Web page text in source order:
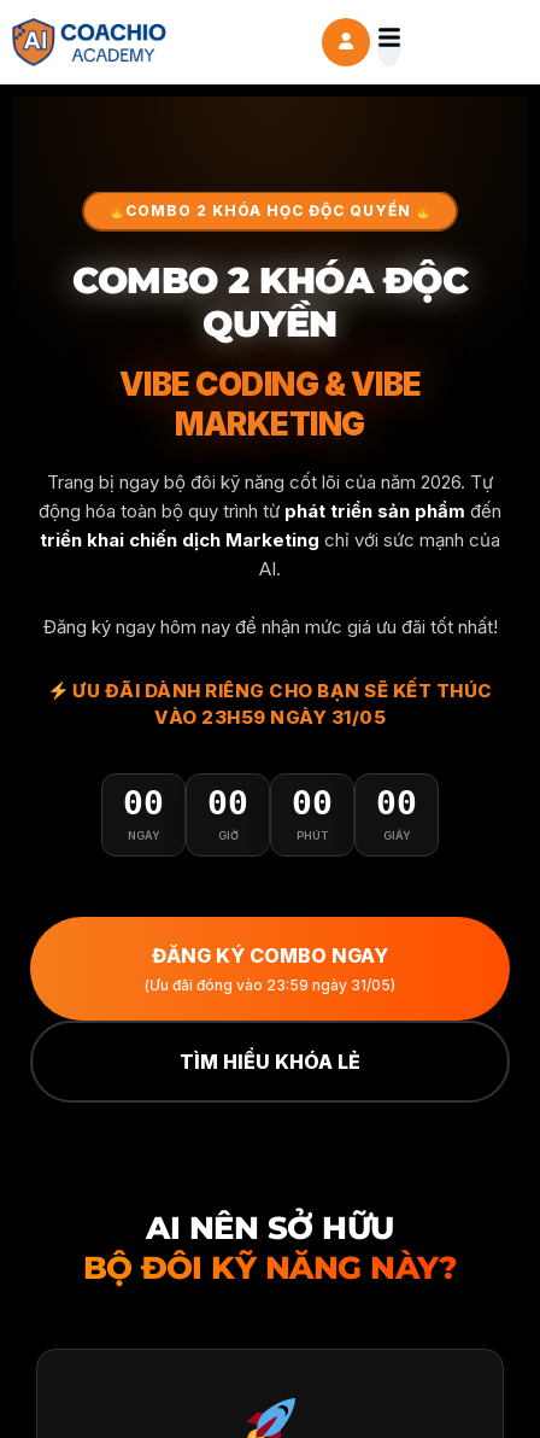
COMBO 2 KHÓA HỌC ĐỘC QUYỀN
COMBO 2 KHÓA ĐỘC
QUYỀN
VIBE CODING & VIBE
MARKETING
Trang bị ngay bộ đôi kỹ năng cốt lõi của năm 2026. Tự
động hóa toàn bộ quy trình từ phát triển sản phẩm đến
triển khai chiến dịch Marketing chỉ với sức mạnh của
AI.
Đăng ký ngay hôm nay để nhận mức giá ưu đãi tốt nhất!
ƯU ĐÃI DÀNH RIÊNG CHO BẠN SẼ KẾT THÚC
VÀO 23H59 NGÀY 31/05
00
NGÀY
00
GIỜ
00
PHÚT
00
GIÂY
ĐĂNG KÝ COMBO NGAY
(Ưu đãi đóng vào 23:59 ngày 31/05)
TÌM HIỂU KHÓA LẺ
AI NÊN SỞ HỮU
BỘ ĐÔI KỸ NĂNG NÀY?